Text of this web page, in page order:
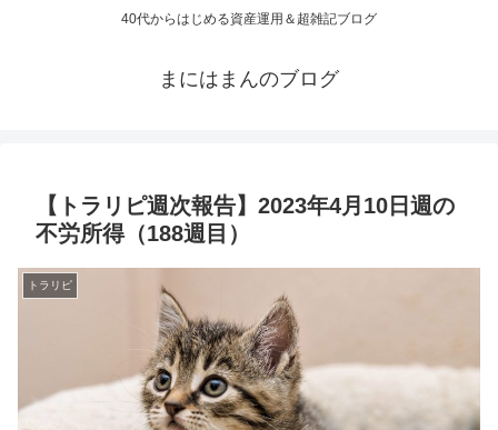
40代からはじめる資産運用＆超雑記ブログ
まにはまんのブログ
【トラリピ週次報告】2023年4月10日週の
不労所得（188週目）
トラリピ